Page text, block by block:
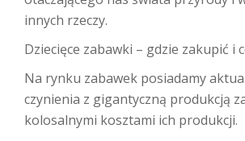
innych rzeczy.
Dziecięce zabawki – gdzie zakupić i
Na rynku zabawek posiadamy
czynienia z gigantyczną produkcją
kolosalnymi kosztami ich produkcji.